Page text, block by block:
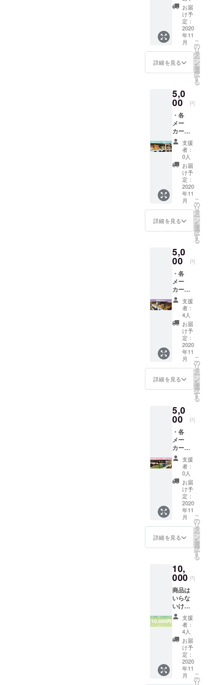
ご安心
くださ
い。 ※
備考欄
には必
ず掲載
名前
（ニッ
名）ま
たは掲
載辞退
の旨の
ご記載
をお願
いいた
しま
す。
全般か
らラン
ダムに
入って
いま
す。 ※
賞味期
限切れ
ませ
ん。 ※
には必
ず掲載
するお
名前
（ニッ
クネー
ム・社
名）ま
たは掲
載辞退
の旨の
ご記載
いいた
しま
載の辞
退も可
能で
す。）
・お名
前を店
内に掲
示
護の観
点よ
り、
ニック
ネーム
や社
名、掲
示の辞
退も可
能で
す。）
・サン
クス
メール
※備考欄
には必
ず掲載
クネー
ム・社
たは掲
載＆掲
示辞退
の旨の
ご記載
をお願
いいた
しま
す。 ※
掲載＆
掲示辞
退の場
も、
メール
入れさ
せてい
ただき
たいの
で、フ
ルネー
ム
（ニッ
クネー
ム可）
のご記
載をお
願いい
たしま
す。
（メー
カー希
望小売
価格の
合計＋
送料で
5,500円
相当）
・お名
前を
ページ
に掲載
（プ
ライバ
シー保
護の観
点よ
り、
ニック
ネーム
や社
名、掲
載の辞
退も可
能で
す。）
・お名
（プラ
イバ
シー保
護の観
点よ
り、
ニック
ネーム
や社
名、掲
示の辞
退も可
能で
す。）
・サン
クス
メール
※賞味期
が含ま
れてい
が、ま
だ美味
しく食
べられ
る事を
確認済
みです
ので、
ご安心
くださ
い。 ※
備考欄
ず掲載
するお
クネー
ム・社
名）ま
たは掲
載＆掲
示辞退
の旨の
ご記載
をお願
いいた
しま
す。
お届
け予
定：
2020
年11
月
詳細を見る
こ
の
リ
タ
ー
ン
を
選
択
す
る
5,0
00 円
・各
メー
カーの
お菓子
詰め合
わせ
（メー
カー希
望小売
価格の
合計＋
送料で
5,000円
相当）
・お名
前を
ページ
に掲載
（プ
ライバ
シー保
護の観
点よ
り、
ニック
ネーム
や社
名、掲
載の辞
退も可
能で
す。）
・お名
（プラ
イバ
シー保
護の観
点よ
り、
ニック
ネーム
や社
名、掲
示の辞
退も可
能で
す。）
・サン
クス
メール
※賞味期
は含ま
れてい
ませ
ん。 ※
備考欄
には必
ず掲載
するお
名前
（ニッ
クネー
ム・社
名）ま
たは掲
載＆掲
支援
者：
0人
お届
け予
定：
2020
年11
月
詳細を見る
こ
の
リ
タ
ー
ン
を
選
択
す
る
5,0
00 円
・各
メー
カーの
食料品
詰め合
わせ
（メー
カー希
望小売
価格の
合計＋
送料で
5,500円
相当）
・お名
前を
ページ
に掲載
（プ
ライバ
シー保
護の観
点よ
り、
ニック
ネーム
や社
名、掲
載の辞
退も可
能で
す。）
・お名
（プラ
イバ
シー保
護の観
点よ
り、
ニック
ネーム
や社
名、掲
示の辞
退も可
能で
す。）
・サン
支援
者：
4人
お届
け予
定：
2020
年11
月
詳細を見る
こ
の
リ
タ
ー
ン
を
選
択
す
る
5,0
00 円
・各
メー
カーの
食料品
詰め合
わせ
（メー
カー希
望小売
価格の
合計＋
送料で
5,000円
相当）
・お名
前を
ページ
に掲載
（プ
ライバ
シー保
護の観
点よ
り、
ニック
ネーム
や社
名、掲
載の辞
退も可
能で
支援
者：
0人
お届
け予
定：
2020
年11
月
詳細を見る
こ
の
リ
タ
ー
ン
を
選
択
す
る
10,
000 円
商品は
いらな
いけど
応援す
るよ！
という
方はこ
ちらを
お選び
くださ
い。 ・
お名前
支援
者：
4人
お届
け予
定：
2020
年11
月
こ
の